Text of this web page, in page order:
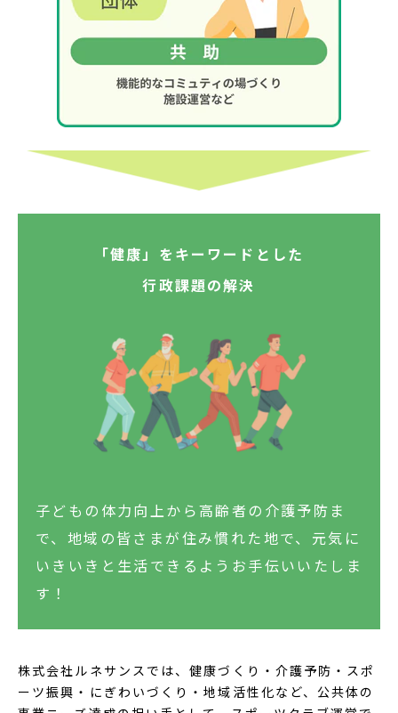
「健康」をキーワードとした
行政課題の解決
子どもの体力向上から高齢者の介護予防ま
で、地域の皆さまが住み慣れた地で、 元気に
いきいきと生活できるようお手伝いいたしま
す！
株式会社ルネサンスでは、健康づくり・介護予防・スポ
ーツ振興・にぎわいづくり・地域活性化など、公共体の